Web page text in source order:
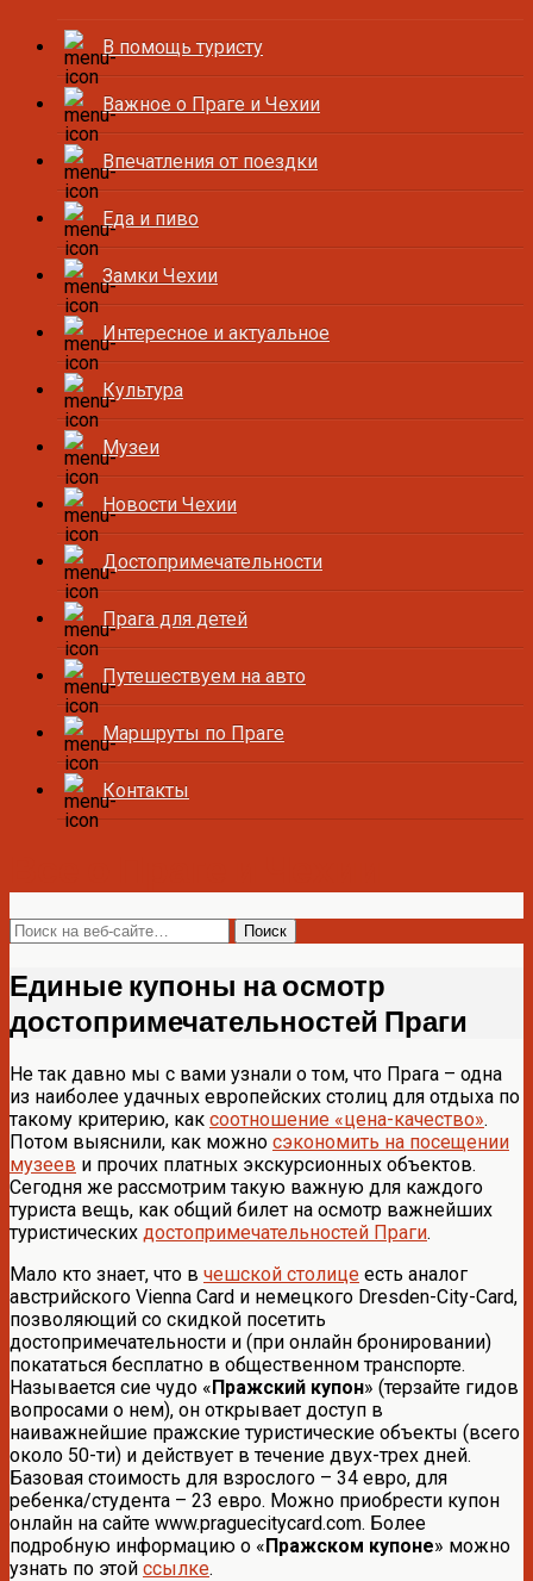
В помощь туристу
Важное о Праге и Чехии
Впечатления от поездки
Еда и пиво
Замки Чехии
Интересное и актуальное
Культура
Музеи
Новости Чехии
Достопримечательности
Прага для детей
Путешествуем на авто
Маршруты по Праге
Контакты
Единые купоны на осмотр
достопримечательностей Праги
Не так давно мы с вами узнали о том, что Прага – одна
из наиболее удачных европейских столиц для отдыха по
такому критерию, как соотношение «цена-качество».
Потом выяснили, как можно сэкономить на посещении
музеев и прочих платных экскурсионных объектов.
Сегодня же рассмотрим такую важную для каждого
туриста вещь, как общий билет на осмотр важнейших
туристических достопримечательностей Праги.
Мало кто знает, что в чешской столице есть аналог
австрийского Vienna Card и немецкого Dresden-City-Card,
позволяющий со скидкой посетить
достопримечательности и (при онлайн бронировании)
покататься бесплатно в общественном транспорте.
Называется сие чудо «Пражский купон» (терзайте гидов
вопросами о нем), он открывает доступ в
наиважнейшие пражские туристические объекты (всего
около 50-ти) и действует в течение двух-трех дней.
Базовая стоимость для взрослого – 34 евро, для
ребенка/студента – 23 евро. Можно приобрести купон
онлайн на сайте www.praguecitycard.com. Более
подробную информацию о «Пражском купоне» можно
узнать по этой ссылке.